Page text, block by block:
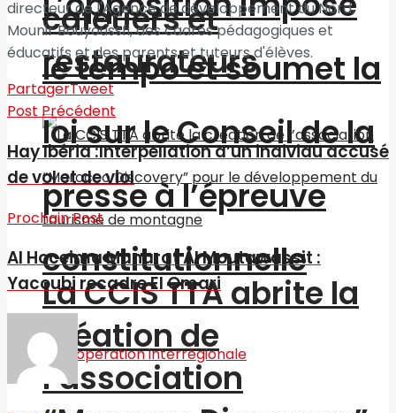
cafetiers et
restaurateurs
La CCIS TTA abrite la
création de
l’association
le tempo et soumet la
loi sur le Conseil de la
presse à l’épreuve
constitutionnelle
directeur de l'Agence de développement du Nord,
Mounir Bouyoussfi, des cadres pédagogiques et
éducatifs et des parents et tuteurs d'élèves.
PartagerTweet
Post Précédent
Hay Ibéria :Interpellation d’un individu accusé
de vol et de viol
Prochain Post
Al Hoceima Manarat Al Moutawassit :
Yacoubi recadre El Omari